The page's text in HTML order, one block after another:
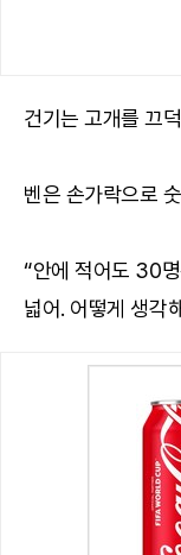
건기는 고개를 끄
벤은 손가락으로
“안에 적어도 30
넓어. 어떻게 생각